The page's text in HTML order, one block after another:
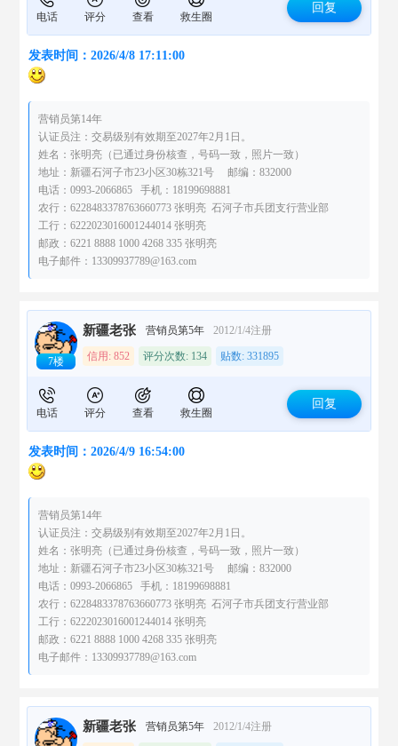
电话 评分 查看 救生圈
回复
发表时间：2026/4/8 17:11:00
营销员第14年
认证员注：交易级别有效期至2027年2月1日。
姓名：张明亮（已通过身份核查，号码一致，照片一致）
地址：新疆石河子市23小区30栋321号 邮编：832000
电话：0993-2066865 手机：18199698881
农行：6228483378763660773 张明亮 石河子市兵团支行营业部
工行：6222023016001244014 张明亮
邮政：6221 8888 1000 4268 335 张明亮
电子邮件：13309937789@163.com
7楼
新疆老张 营销员第5年 2012/1/4注册
信用: 852 评分次数: 134 贴数: 331895
电话 评分 查看 救生圈
回复
发表时间：2026/4/9 16:54:00
营销员第14年
认证员注：交易级别有效期至2027年2月1日。
姓名：张明亮（已通过身份核查，号码一致，照片一致）
地址：新疆石河子市23小区30栋321号 邮编：832000
电话：0993-2066865 手机：18199698881
农行：6228483378763660773 张明亮 石河子市兵团支行营业部
工行：6222023016001244014 张明亮
邮政：6221 8888 1000 4268 335 张明亮
电子邮件：13309937789@163.com
新疆老张 营销员第5年 2012/1/4注册